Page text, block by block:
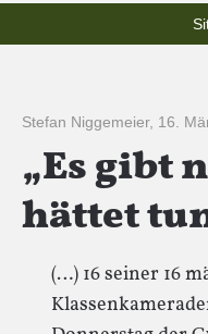
Stefan Niggemeier, 16.
„Es gibt
hättet
(…) 16 seiner 16